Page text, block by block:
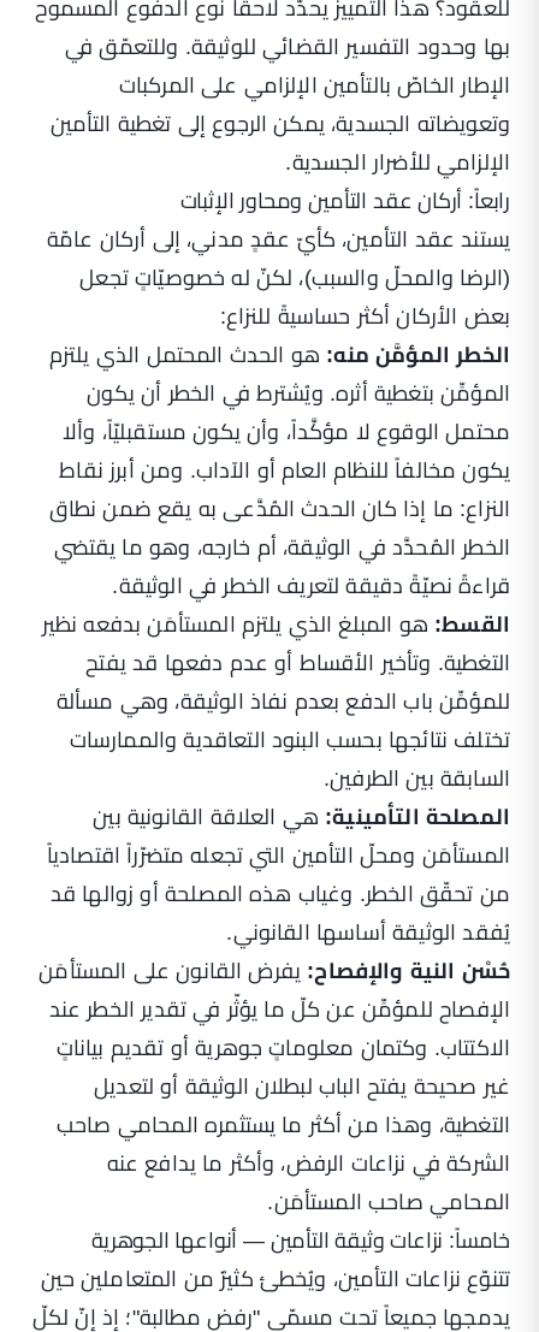
للعقود؟ هذا التمييز يحدّد لاحقاً نوع الدفوع المسموح
بها وحدود التفسير القضائي للوثيقة. وللتعمّق في
الإطار الخاصّ بالتأمين الإلزامي على المركبات
وتعويضاته الجسدية، يمكن الرجوع إلى تغطية التأمين
الإلزامي للأضرار الجسدية.
رابعاً: أركان عقد التأمين ومحاور الإثبات
يستند عقد التأمين، كأيّ عقدٍ مدني، إلى أركان عامّة
(الرضا والمحلّ والسبب)، لكنّ له خصوصيّاتٍ تجعل
بعض الأركان أكثر حساسيةً للنزاع:
الخطر المؤمَّن منه: هو الحدث المحتمل الذي يلتزم
المؤمِّن بتغطية أثره. ويُشترط في الخطر أن يكون
محتمل الوقوع لا مؤكَّداً، وأن يكون مستقبليّاً، وألا
يكون مخالفاً للنظام العام أو الآداب. ومن أبرز نقاط
النزاع: ما إذا كان الحدث المُدَّعى به يقع ضمن نطاق
الخطر المُحدَّد في الوثيقة، أم خارجه، وهو ما يقتضي
قراءةً نصيّةً دقيقة لتعريف الخطر في الوثيقة.
القسط: هو المبلغ الذي يلتزم المستأمَن بدفعه نظير
التغطية. وتأخير الأقساط أو عدم دفعها قد يفتح
للمؤمِّن باب الدفع بعدم نفاذ الوثيقة، وهي مسألة
تختلف نتائجها بحسب البنود التعاقدية والممارسات
السابقة بين الطرفين.
المصلحة التأمينية: هي العلاقة القانونية بين
المستأمَن ومحلّ التأمين التي تجعله متضرّراً اقتصادياً
من تحقّق الخطر. وغياب هذه المصلحة أو زوالها قد
يُفقد الوثيقة أساسها القانوني.
حُسْن النية والإفصاح: يفرض القانون على المستأمَن
الإفصاح للمؤمِّن عن كلّ ما يؤثّر في تقدير الخطر عند
الاكتتاب. وكتمان معلوماتٍ جوهرية أو تقديم بياناتٍ
غير صحيحة يفتح الباب لبطلان الوثيقة أو لتعديل
التغطية، وهذا من أكثر ما يستثمره المحامي صاحب
الشركة في نزاعات الرفض، وأكثر ما يدافع عنه
المحامي صاحب المستأمَن.
خامساً: نزاعات وثيقة التأمين — أنواعها الجوهرية
تتنوّع نزاعات التأمين، ويُخطئ كثيرٌ من المتعاملين حين
يدمجها جميعاً تحت مسمّى "رفض مطالبة"؛ إذ إنّ لكلّ